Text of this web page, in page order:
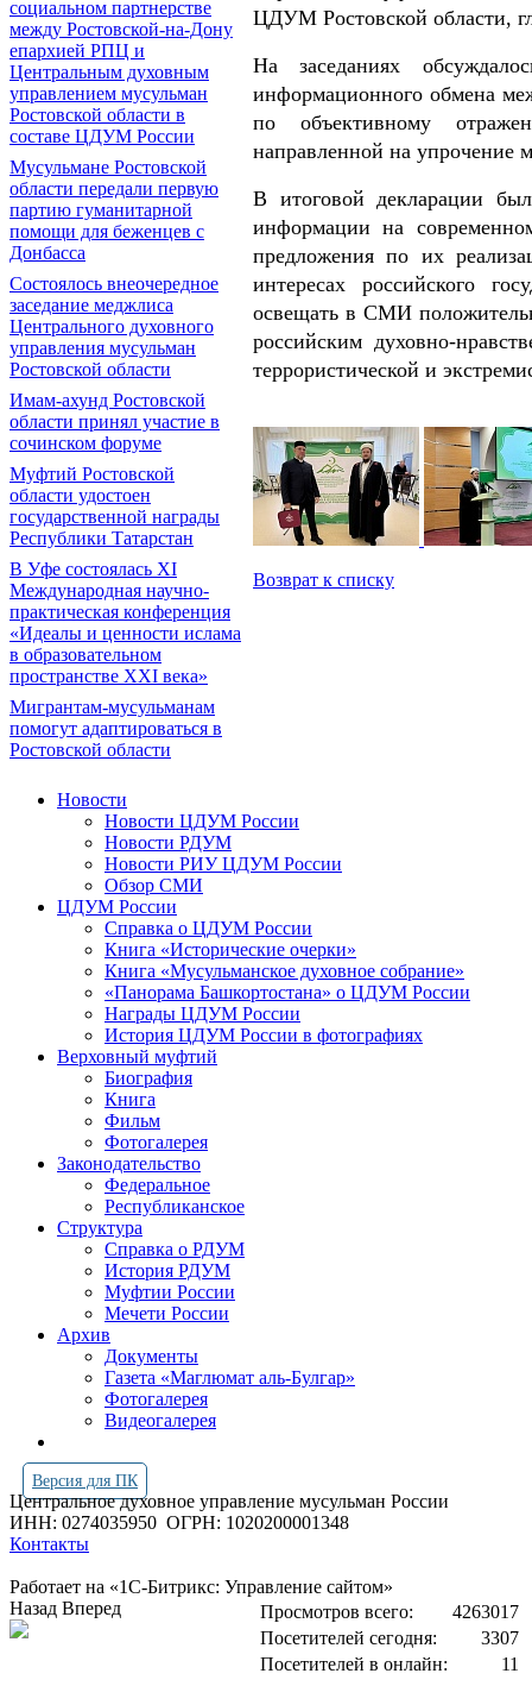
социальном партнерстве
между Ростовской-на-Дону
епархией РПЦ и
Центральным духовным
управлением мусульман
Ростовской области в
составе ЦДУМ России
Мусульмане Ростовской
области передали первую
партию гуманитарной
помощи для беженцев с
Донбасса
Состоялось внеочередное
заседание меджлиса
Центрального духовного
управления мусульман
Ростовской области
Имам-ахунд Ростовской
области принял участие в
сочинском форуме
Муфтий Ростовской
области удостоен
государственной награды
Республики Татарстан
В Уфе состоялась XI
Международная научно-
практическая конференция
«Идеалы и ценности ислама
в образовательном
пространстве XXI века»
Мигрантам-мусульманам
помогут адаптироваться в
Ростовской области
ЦДУМ Ростовской области,
На заседаниях
информационного обмена
по объективному
направленной на
В итоговой декларации
информации на
предложения по их
интересах российского
освещать в СМИ
российским духовно-
террористической и
Возврат к списку
Новости
Новости ЦДУМ России
Новости РДУМ
Новости РИУ ЦДУМ России
Обзор СМИ
ЦДУМ России
Справка о ЦДУМ России
Книга «Исторические очерки»
Книга «Мусульманское духовное собрание»
«Панорама Башкортостана» о ЦДУМ России
Награды ЦДУМ России
История ЦДУМ России в фотографиях
Верховный муфтий
Биография
Книга
Фильм
Фотогалерея
Законодательство
Федеральное
Республиканское
Структура
Справка о РДУМ
История РДУМ
Муфтии России
Мечети России
Архив
Документы
Газета «Маглюмат аль-Булгар»
Фотогалерея
Видеогалерея
Версия для ПК
Центральное духовное управление мусульман России
ИНН: 0274035950 ОГРН: 1020200001348
Контакты
Работает на «1С-Битрикс: Управление сайтом»
Просмотров всего:
4263017
Посетителей сегодня:
3307
Посетителей в онлайн:
11
Назад Вперед